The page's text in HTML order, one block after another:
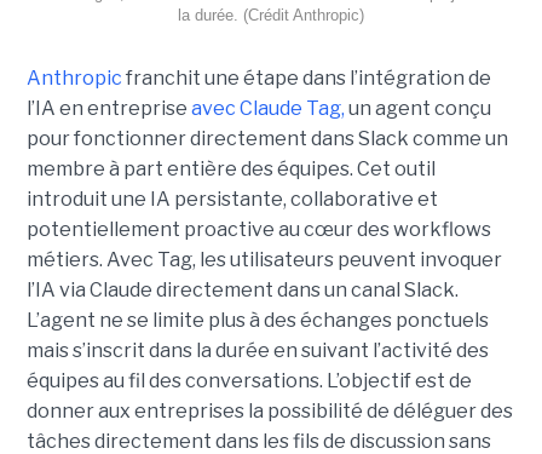
la durée. (Crédit Anthropic)
Anthropic franchit une étape dans l’intégration de
l’IA en entreprise avec Claude Tag, un agent conçu
pour fonctionner directement dans Slack comme un
membre à part entière des équipes. Cet outil
introduit une IA persistante, collaborative et
potentiellement proactive au cœur des workflows
métiers. Avec Tag, les utilisateurs peuvent invoquer
l’IA via Claude directement dans un canal Slack.
L’agent ne se limite plus à des échanges ponctuels
mais s’inscrit dans la durée en suivant l’activité des
équipes au fil des conversations. L’objectif est de
donner aux entreprises la possibilité de déléguer des
tâches directement dans les fils de discussion sans